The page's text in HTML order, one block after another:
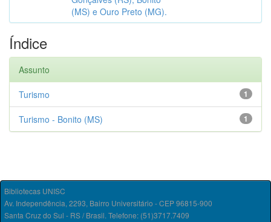
(MS) e Ouro Preto (MG).
Índice
Assunto
1
Turismo
1
Turismo - Bonito (MS)
Bibliotecas UNISC
Av. Independência, 2293, Bairro Universitário - CEP 96815-900
Santa Cruz do Sul - RS / Brasil. Telefone: (51)3717.7409